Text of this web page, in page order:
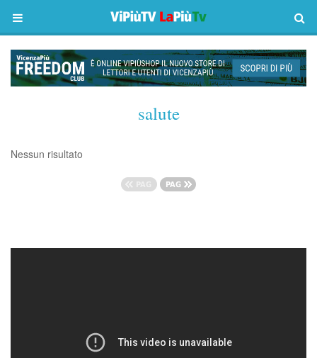
salute
Nessun risultato